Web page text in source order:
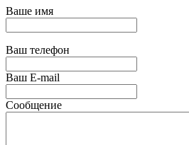
Ваше имя
Ваш телефон
Ваш E-mail
Сообщение